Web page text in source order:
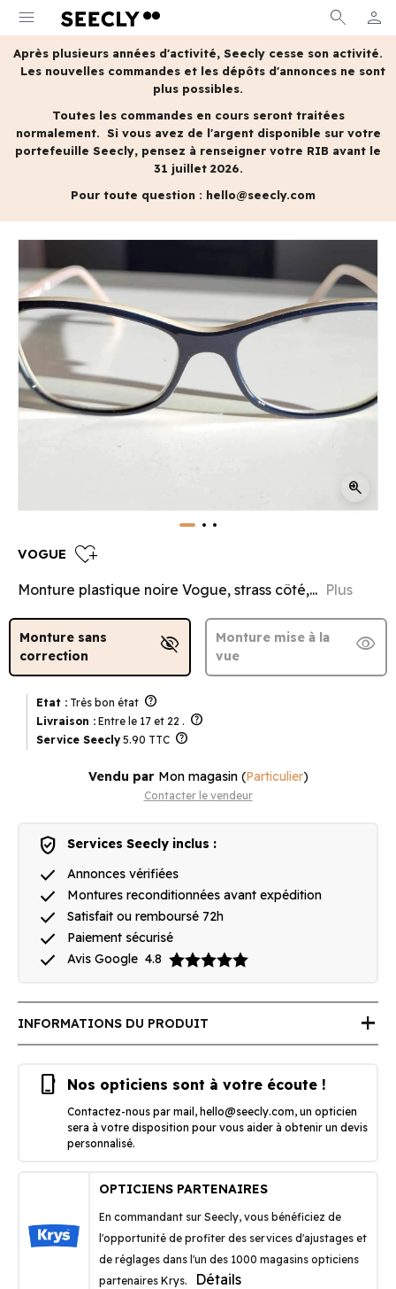
menu search person
MON
Après plusieurs années d'activité, Seecly cesse son activité.
Les nouvelles commandes et les dépôts d'annonces ne sont
plus possibles.
Toutes les commandes en cours seront traitées
normalement. Si vous avez de l'argent disponible sur votre
portefeuille Seecly, pensez à renseigner votre RIB avant le
31 juillet 2026.
Pour toute question : hello@seecly.com
zoom_in
VOGUE heart_plus
Monture plastique noire Vogue, strass côté,... Plus
Monture sans
correction
visibility_off
Monture mise à la
vue
visibility
Etat : Très bon état help
Livraison : Entre le 17 et 22 . help
Service Seecly 5.90 TTC help
Vendu par Mon magasin(Particulier)
Contacter le vendeur
verified_user Services Seecly inclus :
done Annonces vérifiées
done Montures reconditionnées avant expédition
done Satisfait ou remboursé 72h
done Paiement sécurisé
done Avis Google 4.8
INFORMATIONS DU PRODUIT add
phone_iphone Nos opticiens sont à votre écoute !
Contactez-nous par mail, hello@seecly.com, un opticien
sera à votre disposition pour vous aider à obtenir un devis
personnalisé.
OPTICIENS PARTENAIRES
En commandant sur Seecly, vous bénéficiez de
l'opportunité de profiter des services d'ajustages et
de réglages dans l'un des 1000 magasins opticiens
partenaires Krys.
Détails